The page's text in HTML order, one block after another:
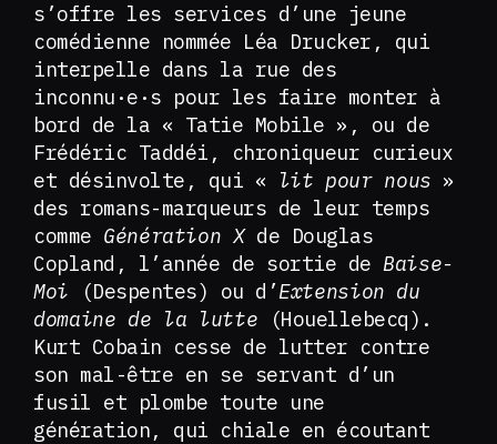
s’offre les services d’une jeune
comédienne nommée Léa Drucker, qui
interpelle dans la rue des
inconnu·e·s pour les faire monter à
bord de la « Tatie Mobile », ou de
Frédéric Taddéi, chroniqueur curieux
et désinvolte, qui «
lit pour nous »
des romans-marqueurs de leur temps
comme Génération X de Douglas
Copland, l’année de sortie de Baise-
Moi
(Despentes) ou d’Extension du
domaine de la lutte
(Houellebecq).
Kurt Cobain cesse de lutter contre
son mal-être en se servant d’un
fusil et plombe toute une
génération, qui chiale en écoutant